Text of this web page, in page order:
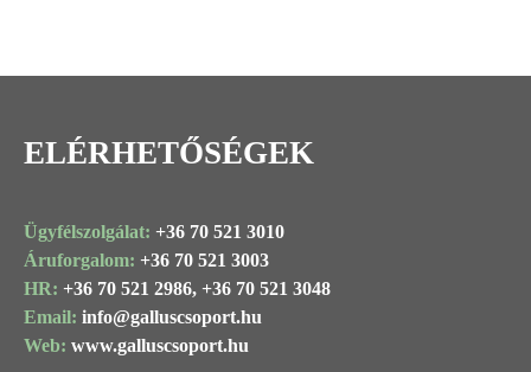
ELÉRHETŐSÉGEK
Ügyfélszolgálat: +36 70 521 3010
Áruforgalom: +36 70 521 3003
HR: +36 70 521 2986, +36 70 521 3048
Email: info@galluscsoport.hu
Web: www.galluscsoport.hu